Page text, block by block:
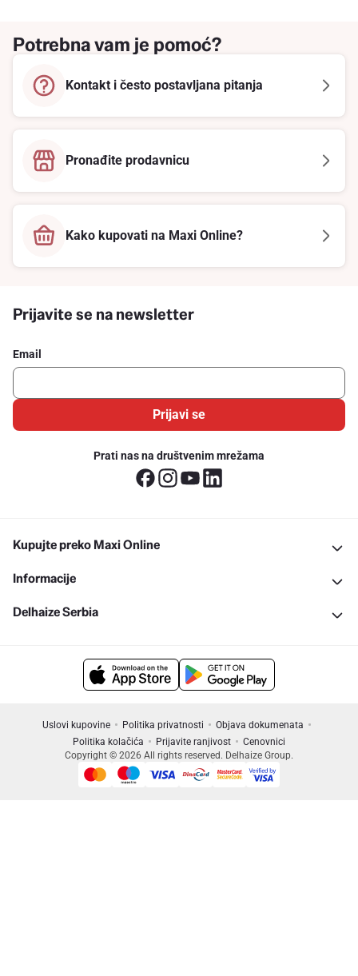
Potrebna vam je pomoć?
Kontakt i često postavljana pitanja
Pronađite prodavnicu
Kako kupovati na Maxi Online?
Prijavite se na newsletter
Email
Prijavi se
Prati nas na društvenim mrežama
Kupujte preko Maxi Online
Informacije
Delhaize Serbia
Uslovi kupovine Politika privatnosti
Objava dokumenata
Politika kolačića
Prijavite ranjivost
Cenovnici
Copyright © 2026 All rights reserved. Delhaize Group.